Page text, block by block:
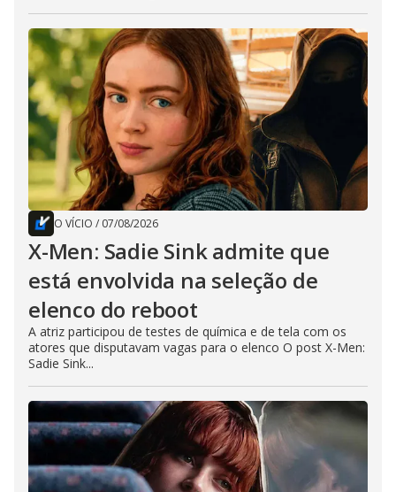
O VÍCIO / 07/08/2026
X-Men: Sadie Sink admite que
está envolvida na seleção de
elenco do reboot
A atriz participou de testes de química e de tela com os
atores que disputavam vagas para o elenco O post X-Men:
Sadie Sink...